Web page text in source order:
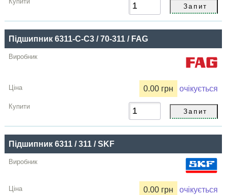
Підшипник 6311-C-C3 / 70-311 / FAG
0.00 грн очікується
Підшипник 6311 / 311 / SKF
0.00 грн очікується